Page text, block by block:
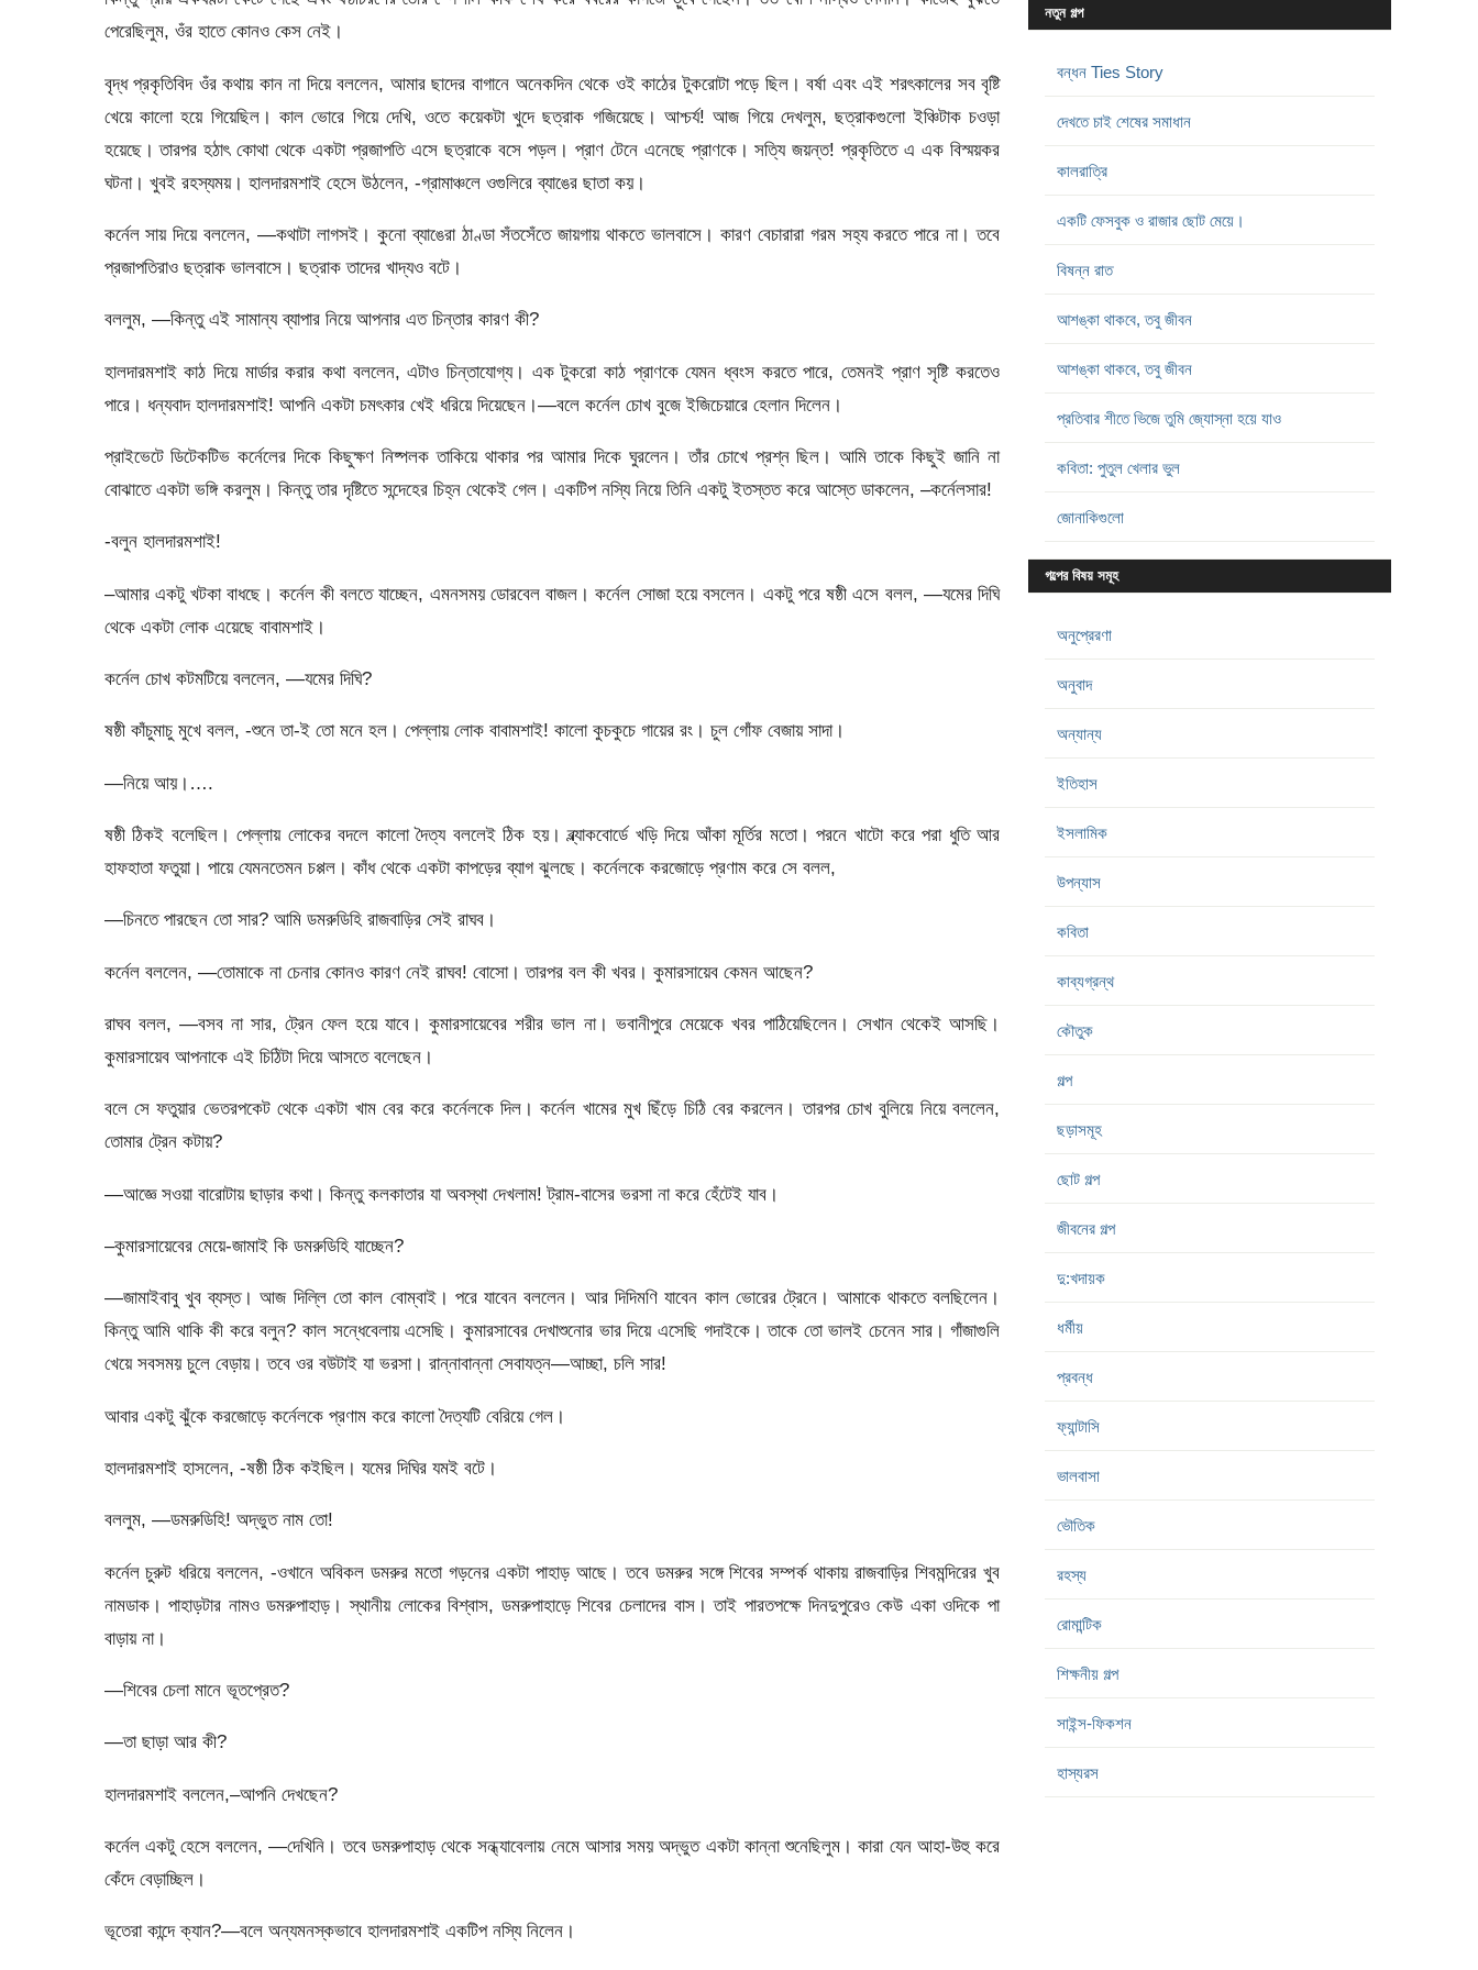
পেরেছিলুম, ওঁর হাতে কোনও কেস নেই।
বৃদ্ধ প্রকৃতিবিদ ওঁর কথায় কান না দিয়ে বললেন, আমার ছাদের বাগানে অনেকদিন থেকে ওই কাঠের টুকরোটা পড়ে ছিল। বর্ষা এবং এই শরৎকালের সব বৃষ্টি
খেয়ে কালো হয়ে গিয়েছিল। কাল ভোরে গিয়ে দেখি, ওতে কয়েকটা খুদে ছত্রাক গজিয়েছে। আশ্চর্য! আজ গিয়ে দেখলুম, ছত্রাকগুলো ইঞ্চিটাক চওড়া
হয়েছে। তারপর হঠাৎ কোথা থেকে একটা প্রজাপতি এসে ছত্রাকে বসে পড়ল। প্রাণ টেনে এনেছে প্রাণকে। সত্যি জয়ন্ত! প্রকৃতিতে এ এক বিস্ময়কর
ঘটনা। খুবই রহস্যময়। হালদারমশাই হেসে উঠলেন, -গ্রামাঞ্চলে ওগুলিরে ব্যাঙের ছাতা কয়।
কর্নেল সায় দিয়ে বললেন, —কথাটা লাগসই। কুনো ব্যাঙেরা ঠাণ্ডা সঁতসেঁতে জায়গায় থাকতে ভালবাসে। কারণ বেচারারা গরম সহ্য করতে পারে না। তবে
প্রজাপতিরাও ছত্রাক ভালবাসে। ছত্রাক তাদের খাদ্যও বটে।
বললুম, —কিন্তু এই সামান্য ব্যাপার নিয়ে আপনার এত চিন্তার কারণ কী?
হালদারমশাই কাঠ দিয়ে মার্ডার করার কথা বললেন, এটাও চিন্তাযোগ্য। এক টুকরো কাঠ প্রাণকে যেমন ধ্বংস করতে পারে, তেমনই প্রাণ সৃষ্টি করতেও
পারে। ধন্যবাদ হালদারমশাই! আপনি একটা চমৎকার খেই ধরিয়ে দিয়েছেন।—বলে কর্নেল চোখ বুজে ইজিচেয়ারে হেলান দিলেন।
প্রাইভেটে ডিটেকটিভ কর্নেলের দিকে কিছুক্ষণ নিষ্পলক তাকিয়ে থাকার পর আমার দিকে ঘুরলেন। তাঁর চোখে প্রশ্ন ছিল। আমি তাকে কিছুই জানি না
বোঝাতে একটা ভঙ্গি করলুম। কিন্তু তার দৃষ্টিতে সন্দেহের চিহ্ন থেকেই গেল। একটিপ নস্যি নিয়ে তিনি একটু ইতস্তত করে আস্তে ডাকলেন, –কর্নেলসার!
-বলুন হালদারমশাই!
–আমার একটু খটকা বাধছে। কর্নেল কী বলতে যাচ্ছেন, এমনসময় ডোরবেল বাজল। কর্নেল সোজা হয়ে বসলেন। একটু পরে ষষ্ঠী এসে বলল, —যমের দিঘি
থেকে একটা লোক এয়েছে বাবামশাই।
কর্নেল চোখ কটমটিয়ে বললেন, —যমের দিঘি?
ষষ্ঠী কাঁচুমাচু মুখে বলল, -শুনে তা-ই তো মনে হল। পেল্লায় লোক বাবামশাই! কালো কুচকুচে গায়ের রং। চুল গোঁফ বেজায় সাদা।
—নিয়ে আয়।….
ষষ্ঠী ঠিকই বলেছিল। পেল্লায় লোকের বদলে কালো দৈত্য বললেই ঠিক হয়। ব্ল্যাকবোর্ডে খড়ি দিয়ে আঁকা মূর্তির মতো। পরনে খাটো করে পরা ধুতি আর
হাফহাতা ফতুয়া। পায়ে যেমনতেমন চপ্পল। কাঁধ থেকে একটা কাপড়ের ব্যাগ ঝুলছে। কর্নেলকে করজোড়ে প্রণাম করে সে বলল,
—চিনতে পারছেন তো সার? আমি ডমরুডিহি রাজবাড়ির সেই রাঘব।
কর্নেল বললেন, —তোমাকে না চেনার কোনও কারণ নেই রাঘব! বোসো। তারপর বল কী খবর। কুমারসায়েব কেমন আছেন?
রাঘব বলল, —বসব না সার, ট্রেন ফেল হয়ে যাবে। কুমারসায়েবের শরীর ভাল না। ভবানীপুরে মেয়েকে খবর পাঠিয়েছিলেন। সেখান থেকেই আসছি।
কুমারসায়েব আপনাকে এই চিঠিটা দিয়ে আসতে বলেছেন।
বলে সে ফতুয়ার ভেতরপকেট থেকে একটা খাম বের করে কর্নেলকে দিল। কর্নেল খামের মুখ ছিঁড়ে চিঠি বের করলেন। তারপর চোখ বুলিয়ে নিয়ে বললেন,
তোমার ট্রেন কটায়?
—আজ্ঞে সওয়া বারোটায় ছাড়ার কথা। কিন্তু কলকাতার যা অবস্থা দেখলাম! ট্রাম-বাসের ভরসা না করে হেঁটেই যাব।
–কুমারসায়েবের মেয়ে-জামাই কি ডমরুডিহি যাচ্ছেন?
—জামাইবাবু খুব ব্যস্ত। আজ দিল্লি তো কাল বোম্বাই। পরে যাবেন বললেন। আর দিদিমণি যাবেন কাল ভোরের ট্রেনে। আমাকে থাকতে বলছিলেন।
কিন্তু আমি থাকি কী করে বলুন? কাল সন্ধেবেলায় এসেছি। কুমারসাবের দেখাশুনোর ভার দিয়ে এসেছি গদাইকে। তাকে তো ভালই চেনেন সার। গাঁজাগুলি
খেয়ে সবসময় চুলে বেড়ায়। তবে ওর বউটাই যা ভরসা। রান্নাবান্না সেবাযত্ন—আচ্ছা, চলি সার!
আবার একটু ঝুঁকে করজোড়ে কর্নেলকে প্রণাম করে কালো দৈত্যটি বেরিয়ে গেল।
হালদারমশাই হাসলেন, -ষষ্ঠী ঠিক কইছিল। যমের দিঘির যমই বটে।
বললুম, —ডমরুডিহি! অদ্ভুত নাম তো!
কর্নেল চুরুট ধরিয়ে বললেন, -ওখানে অবিকল ডমরুর মতো গড়নের একটা পাহাড় আছে। তবে ডমরুর সঙ্গে শিবের সম্পর্ক থাকায় রাজবাড়ির শিবমন্দিরের খুব
নামডাক। পাহাড়টার নামও ডমরুপাহাড়। স্থানীয় লোকের বিশ্বাস, ডমরুপাহাড়ে শিবের চেলাদের বাস। তাই পারতপক্ষে দিনদুপুরেও কেউ একা ওদিকে পা
বাড়ায় না।
—শিবের চেলা মানে ভূতপ্রেত?
—তা ছাড়া আর কী?
হালদারমশাই বললেন,–আপনি দেখছেন?
কর্নেল একটু হেসে বললেন, —দেখিনি। তবে ডমরুপাহাড় থেকে সন্ধ্যাবেলায় নেমে আসার সময় অদ্ভুত একটা কান্না শুনেছিলুম। কারা যেন আহা-উহু করে
কেঁদে বেড়াচ্ছিল।
ভূতেরা কান্দে ক্যান?—বলে অন্যমনস্কভাবে হালদারমশাই একটিপ নস্যি নিলেন।
নতুন গল্প
বন্ধন Ties Story
দেখতে চাই শেষের সমাধান
কালরাত্রি
একটি ফেসবুক ও রাজার ছোট মেয়ে।
বিষন্ন রাত
আশঙ্কা থাকবে, তবু জীবন
আশঙ্কা থাকবে, তবু জীবন
প্রতিবার শীতে ভিজে তুমি জ্যোস্না হয়ে যাও
কবিতা: পুতুল খেলার ভুল
জোনাকিগুলো
গল্পের বিষয় সমূহ
অনুপ্রেরণা
অনুবাদ
অন্যান্য
ইতিহাস
ইসলামিক
উপন্যাস
কবিতা
কাব্যগ্রন্থ
কৌতুক
গল্প
ছড়াসমূহ
ছোট গল্প
জীবনের গল্প
দু:খদায়ক
ধর্মীয়
প্রবন্ধ
ফ্যান্টাসি
ভালবাসা
ভৌতিক
রহস্য
রোমান্টিক
শিক্ষনীয় গল্প
সাইন্স-ফিকশন
হাস্যরস